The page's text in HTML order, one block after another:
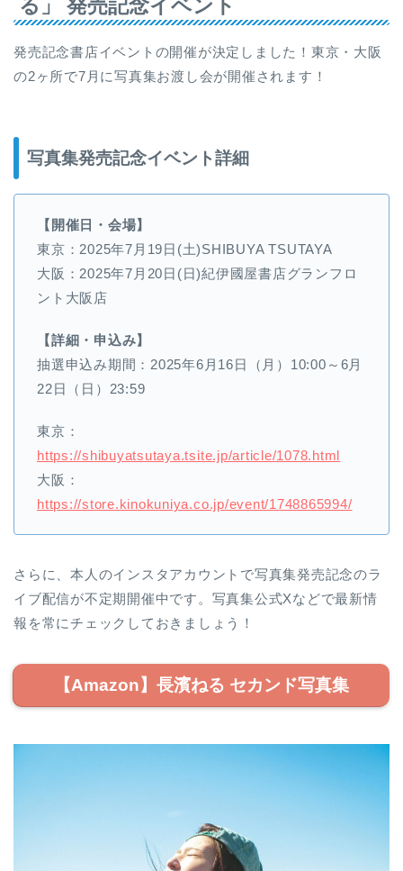
る」 発売記念イベント
発売記念書店イベントの開催が決定しました！東京・大阪
の2ヶ所で7月に写真集お渡し会が開催されます！
写真集発売記念イベント詳細
【開催日・会場】
東京：2025年7月19日(土)SHIBUYA TSUTAYA
大阪：2025年7月20日(日)紀伊國屋書店グランフロ
ント大阪店
【詳細・申込み】
抽選申込み期間：2025年6月16日（月）10:00～6月
22日（日）23:59
東京：
https://shibuyatsutaya.tsite.jp/article/1078.html
大阪：
https://store.kinokuniya.co.jp/event/1748865994/
さらに、本人のインスタアカウントで写真集発売記念のラ
イブ配信が不定期開催中です。写真集公式Xなどで最新情
報を常にチェックしておきましょう！
【Amazon】長濱ねる セカンド写真集